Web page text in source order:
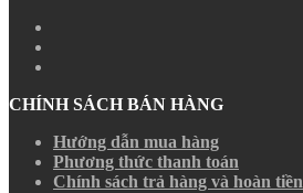
CHÍNH SÁCH BÁN HÀNG
Hướng dẫn mua hàng
Phương thức thanh toán
Chính sách trả hàng và hoàn tiền